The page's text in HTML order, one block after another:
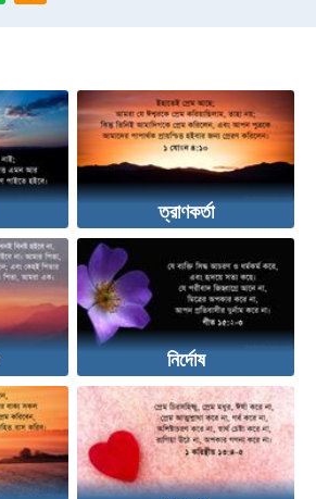
ত্রাণকর্তা
নির্দোষ